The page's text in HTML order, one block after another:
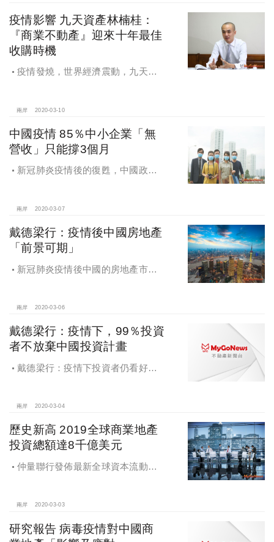
疫情影響 九天資產林楠桂：
『商業不動產』迎來十年最佳
收購時機
疫情發燒，世界經濟震動，九天資
兩岸 2020-03-10
中國疫情 85％中小企業「無
營收」只能撐3個月
新冠肺炎疫情後的復甦，中國政府
兩岸 2020-03-07
戴德梁行：疫情後中國房地產
「前景可期」
新冠肺炎疫情後中國的房地產市
兩岸 2020-03-06
戴德梁行：疫情下，99％投資
者不放棄中國投資計畫
戴德梁行：疫情下投資者仍看好中
兩岸 2020-03-04
歷史新高 2019全球商業地產
投資總額達8千億美元
仲量聯行發佈最新全球資本流動報
兩岸 2020-03-03
研究報告 病毒疫情對中國商